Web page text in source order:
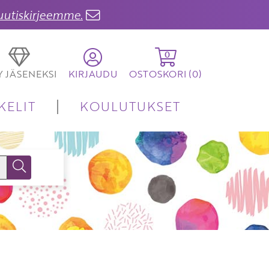
JÄSENEKSI KIRJAUDU
0
OSTOSKORI (0)
KOULUTUKSET